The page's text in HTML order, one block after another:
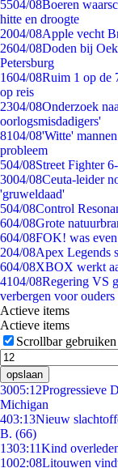
5504/08Boeren
hitte en droogte
2004/08Apple vecht
2604/08Doden bij
Petersburg
1604/08Ruim 1 op de
op reis
2304/08Onderzoek
oorlogsmisdadigers'
8104/08'Witte'
probleem
504/08Street Fighter
3004/08Ceuta-leider
'gruweldaad'
504/08Control
604/08Grote
604/08FOK! was
204/08Apex Legends
604/08XBOX werkt
4104/08Regering VS
verbergen voor
Actieve items
Actieve items
Scrollbar gebruiken
opslaan
3005:12Progressieve
Michigan
403:13Nieuw
B. (66)
1303:11Kind
1002:08Litouwen